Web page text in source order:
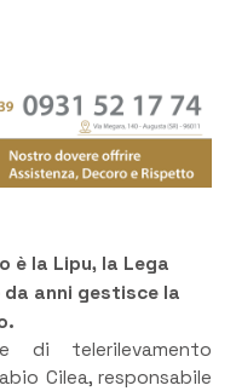
è la Lipu, la Lega
anni gestisce la
di telerilevamento
Cilea, responsabile